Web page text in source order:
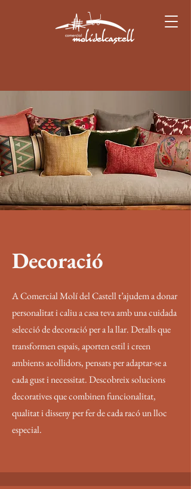
Decoració
A Comercial Molí del Castell t’ajudem a donar
personalitat i caliu a casa teva amb una cuidada
selecció de decoració per a la llar. Detalls que
transformen espais, aporten estil i creen
ambients acollidors, pensats per adaptar-se a
cada gust i necessitat. Descobreix solucions
decoratives que combinen funcionalitat,
qualitat i disseny per fer de cada racó un lloc
especial.